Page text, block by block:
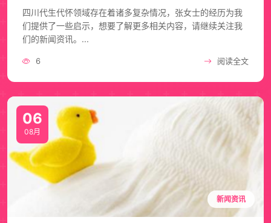
四川代生代怀领域存在着诸多复杂情况，张女士的经历为我
们提供了一些启示，想要了解更多相关内容，请继续关注我
们的新闻资讯。...
6 阅读全文
06
08月
新闻资讯